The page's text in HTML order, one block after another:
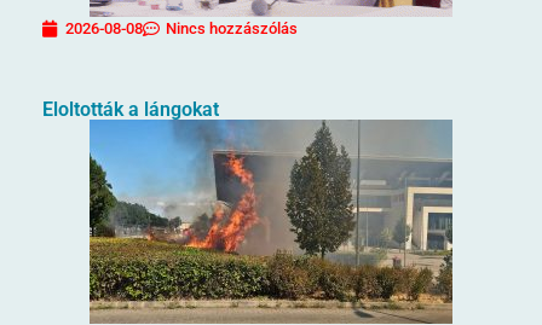
2026-08-08 Nincs hozzászólás
Eloltották a lángokat